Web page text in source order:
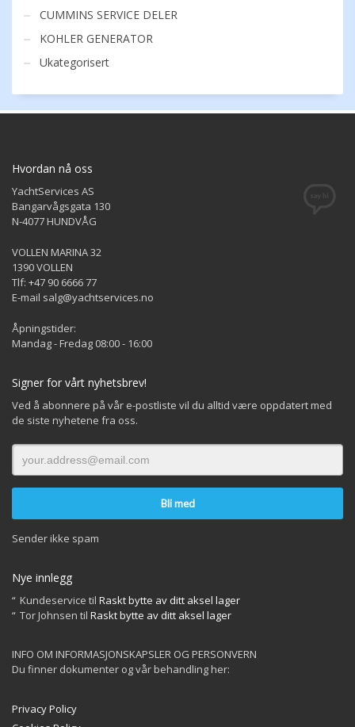
CUMMINS SERVICE DELER
KOHLER GENERATOR
Ukategorisert
Hvordan nå oss
YachtServices AS
Bangarvågsgata 130
N-4077 HUNDVÅG
VOLLEN MARINA 32
1390 VOLLEN
Tlf: +47 90 6666 77
E-mail salg@yachtservices.no
Åpningstider:
Mandag - Fredag 08:00 - 16:00
Signer for vårt nyhetsbrev!
Ved å abonnere på vår e-postliste vil du alltid være oppdatert med
de siste nyhetene fra oss.
Sender ikke spam
Nye innlegg
Kundeservice til Raskt bytte av ditt aksel lager
Tor Johnsen til Raskt bytte av ditt aksel lager
INFO OM INFORMASJONSKAPSLER OG PERSONVERN
Du finner dokumenter og vår behandling her:
Privacy Policy